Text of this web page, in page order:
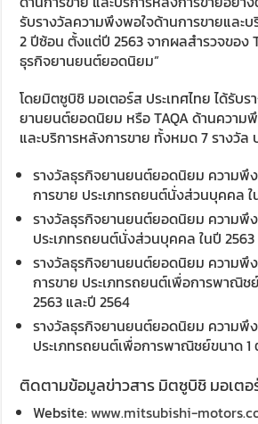
รับรางวัลความพึงพอใจด้านการขายและ
2 ปีซ้อน ตั้งแต่ปี 2563 จากผลสำรวจของ
ธุรกิจยานยนต์ยอดนิยม”
โดยมิตซูบิชิ มอเตอร์ส ประเทศไทย ได้รับ
ยานยนต์ยอดนิยม หรือ TAQA ด้านความ
และบริการหลังการขาย ทั้งหมด 7 รางวัล
รางวัลธุรกิจยานยนต์ยอดนิยม ความพึ
การขาย ประเภทรถยนต์นั่งส่วนบุคคล ใ
รางวัลธุรกิจยานยนต์ยอดนิยม ความพึ
ประเภทรถยนต์นั่งส่วนบุคคล ในปี 2563
รางวัลธุรกิจยานยนต์ยอดนิยม ความพึ
การขาย ประเภทรถยนต์เพื่อการพาณิช
2563 และปี 2564
รางวัลธุรกิจยานยนต์ยอดนิยม ความพึ
ประเภทรถยนต์เพื่อการพาณิชย์ขนาด 1
ติดตามข้อมูลข่าวสาร มิตซูบิชิ มอเตอ
Website:www.mitsubishi-